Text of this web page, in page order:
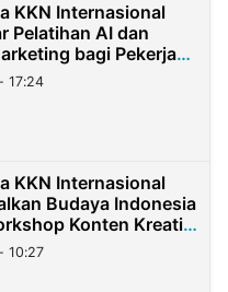
KKN Internasional
Pelatihan AI dan
bagi Pekerja
di Taiwan
17:24
KKN Internasional
Budaya Indonesia
Konten Kreatif
10:27